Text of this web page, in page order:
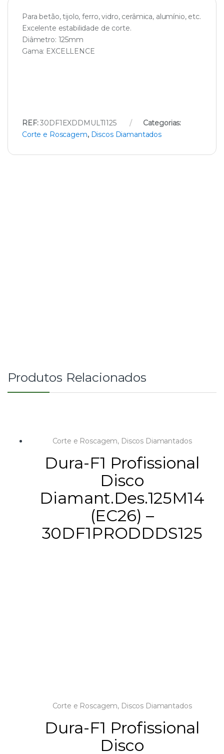
Para betão, tijolo, ferro, vidro, cerâmica, alumínio, etc.
Excelente estabilidade de corte.
Diâmetro: 125mm
Gama: EXCELLENCE
REF:30DF1EXDDMULTI125
Categorias:
Corte e Roscagem, Discos Diamantados
Produtos Relacionados
Corte e Roscagem, Discos Diamantados
Dura-F1 Profissional
Disco
Diamant.Des.125M14
(EC26) –
30DF1PRODDDS125
Corte e Roscagem, Discos Diamantados
Dura-F1 Profissional
Disco